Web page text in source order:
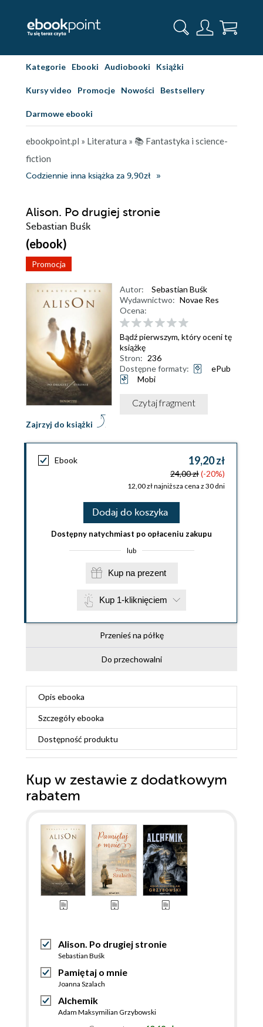
Kategorie Ebooki Audiobooki Książki
Kursy video Promocje Nowości Bestsellery
Darmowe ebooki
ebookpoint.pl » Literatura » 📚 Fantastyka i science-
fiction
Codziennie inna książka za 9,90zł
Alison. Po drugiej stronie
Sebastian Buśk
(ebook)
Promocja
Zajrzyj do książki
Autor:
Sebastian Buśk
Wydawnictwo: Novae Res
Ocena:
Bądź pierwszym, który oceni tę
książkę
Stron: 236
Dostępne formaty:
ePub
Mobi
Czytaj fragment
Ebook 19,20 zł
24,00 zł(-20%)
12,00 zł najniższa cena z 30 dni
Dodaj do koszyka
Dostępny natychmiast po opłaceniu zakupu
lub
Kup na prezent
Kup 1-kliknięciem
Przenieś na półkę
Do przechowalni
Opis ebooka
Szczegółyebooka
Dostępność produktu
Kup w zestawie z dodatkowym
rabatem
Alison. Po drugiej stronie
Sebastian Buśk
Pamiętaj o mnie
Joanna Szalach
Alchemik
Adam Maksymilian Grzybowski